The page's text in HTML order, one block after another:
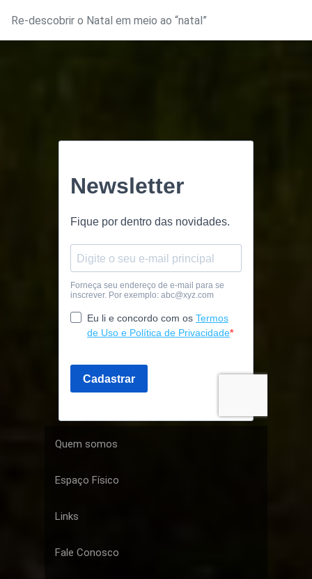
Re-descobrir o Natal em meio ao “natal”
Quem somos
Espaço Físico
Links
Fale Conosco